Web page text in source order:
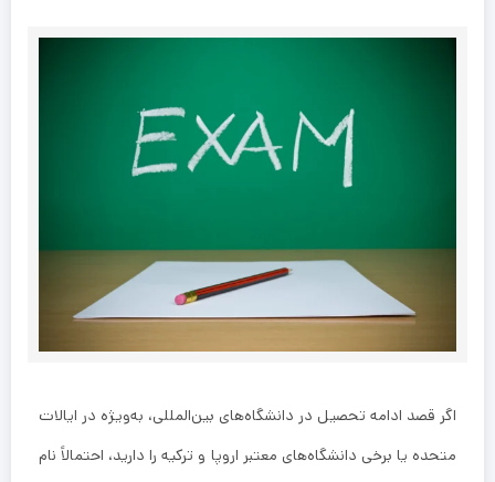
اگر قصد ادامه تحصیل در دانشگاه‌های بین‌المللی، به‌ویژه در ایالات
متحده یا برخی دانشگاه‌های معتبر اروپا و ترکیه را دارید، احتمالاً نام